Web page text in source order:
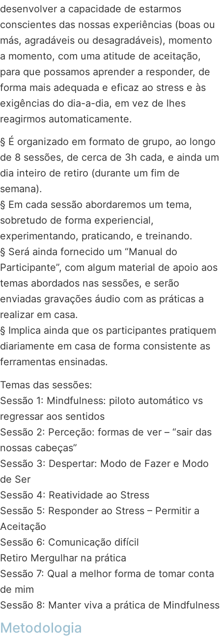
desenvolver a capacidade de estarmos
conscientes das nossas experiências (boas ou
más, agradáveis ou desagradáveis), momento
a momento, com uma atitude de aceitação,
para que possamos aprender a responder, de
forma mais adequada e eficaz ao stress e às
exigências do dia-a-dia, em vez de lhes
reagirmos automaticamente.
§ É organizado em formato de grupo, ao longo
de 8 sessões, de cerca de 3h cada, e ainda um
dia inteiro de retiro (durante um fim de
semana).
§ Em cada sessão abordaremos um tema,
sobretudo de forma experiencial,
experimentando, praticando, e treinando.
§ Será ainda fornecido um “Manual do
Participante”, com algum material de apoio aos
temas abordados nas sessões, e serão
enviadas gravações áudio com as práticas a
realizar em casa.
§ Implica ainda que os participantes pratiquem
diariamente em casa de forma consistente as
ferramentas ensinadas.
Temas das sessões:
Sessão 1: Mindfulness: piloto automático vs
regressar aos sentidos
Sessão 2: Perceção: formas de ver – “sair das
nossas cabeças”
Sessão 3: Despertar: Modo de Fazer e Modo
de Ser
Sessão 4: Reatividade ao Stress
Sessão 5: Responder ao Stress – Permitir a
Aceitação
Sessão 6: Comunicação difícil
Retiro Mergulhar na prática
Sessão 7: Qual a melhor forma de tomar conta
de mim
Sessão 8: Manter viva a prática de Mindfulness
Metodologia